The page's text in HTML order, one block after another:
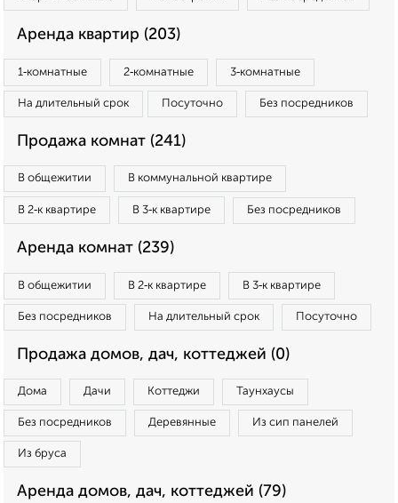
Аренда квартир (203)
1‑комнатные 2‑комнатные 3‑комнатные
На длительный срок Посуточно Без посредников
Продажа комнат (241)
В общежитии В коммунальной квартире
В 2‑к квартире В 3‑к квартире Без посредников
Аренда комнат (239)
В общежитии В 2‑к квартире В 3‑к квартире
Без посредников На длительный срок Посуточно
Продажа домов, дач, коттеджей (0)
Дома Дачи Коттеджи Таунхаусы
Без посредников Деревянные Из сип панелей
Из бруса
Аренда домов, дач, коттеджей (79)